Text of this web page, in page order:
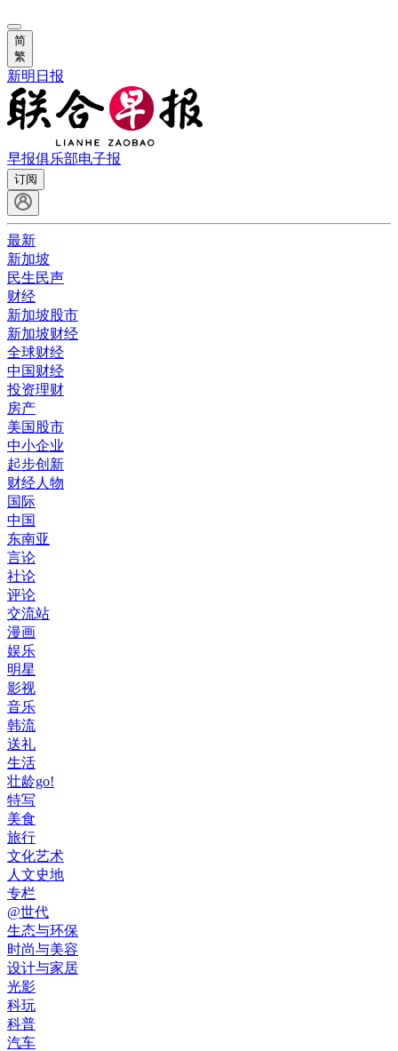
简
繁
新明日报
早报俱乐部电子报
订阅
最新
新加坡
民生民声
财经
新加坡股市
新加坡财经
全球财经
中国财经
投资理财
房产
美国股市
中小企业
起步创新
财经人物
国际
中国
东南亚
言论
社论
评论
交流站
漫画
娱乐
明星
影视
音乐
韩流
送礼
生活
壮龄go!
特写
美食
旅行
文化艺术
人文史地
专栏
@世代
生态与环保
时尚与美容
设计与家居
光影
科玩
科普
汽车